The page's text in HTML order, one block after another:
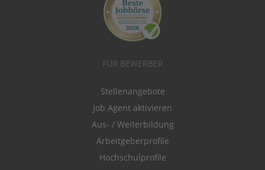
FÜR BEWERBER
Stellenangebote
Job Agent aktivieren
Aus- / Weiterbildung
Arbeitgeberprofile
Hochschulprofile